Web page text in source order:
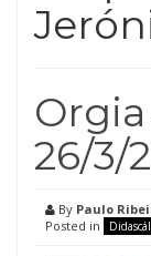
Orgia
26/3/
By Paulo
Posted in